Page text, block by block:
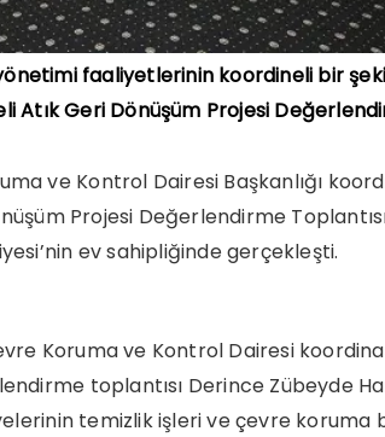
faaliyetlerinin koordineli bir
Atık Geri Dönüşüm Projesi
ve Kontrol Dairesi Başkanlığı
Projesi Değerlendirme
ev sahipliğinde gerçekleşti.
Koruma ve Kontrol Dairesi
toplantısı Derince Zübeyde
temizlik işleri ve çevre koruma